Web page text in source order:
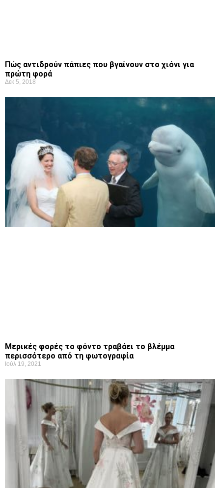
Πώς αντιδρούν πάπιες που βγαίνουν στο χιόνι για
πρώτη φορά
Δεκ 5, 2018
Μερικές φορές το φόντο τραβάει το βλέμμα
περισσότερο από τη φωτογραφία
Ιούλ 19, 2021